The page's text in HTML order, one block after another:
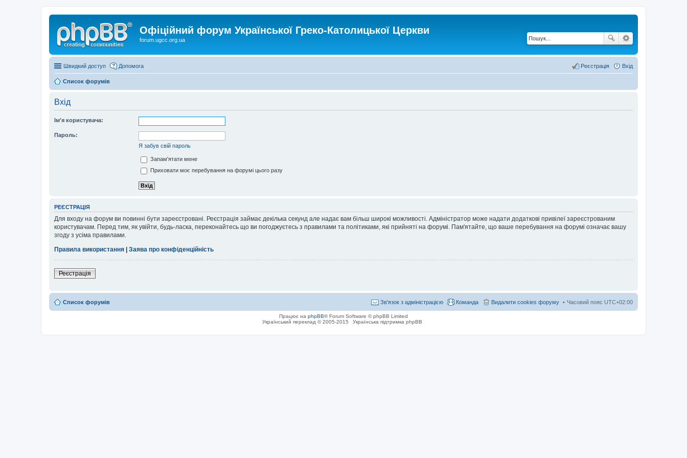
Офіційний форум Української Греко-Католицької Церкви
forum.ugcc.org.ua
Швидкий доступ Допомога Вхід
Реєстрація
Список форумів
Вхід
Ім'я користувача:
Пароль:
Я забув свій пароль
Запам'ятати мене
Приховати моє перебування на форумі цього разу
РЕЄСТРАЦІЯ
Для входу на форум ви повинні бути зареєстровані. Реєстрація займає декілька секунд але надає вам більш широкі можливості. Адміністратор може надати додаткові привілеї зареєстрованим
користувачам. Перед тим, як увійти, будь-ласка, переконайтесь що ви погоджуєтесь з правилами та політиками, які прийняті на форумі. Пам'ятайте, що ваше перебування на форумі означає вашу
згоду з усіма правилами.
Правила використання
Заява про конфіденційність
Реєстрація
Список форумів Часовий пояс UTC+02:00
Видалити cookies форуму
Команда
Зв'язок з адміністрацією
Працює на phpBB® Forum Software © phpBB Limited
Український переклад © 2005-2015
Українська підтримка phpBB